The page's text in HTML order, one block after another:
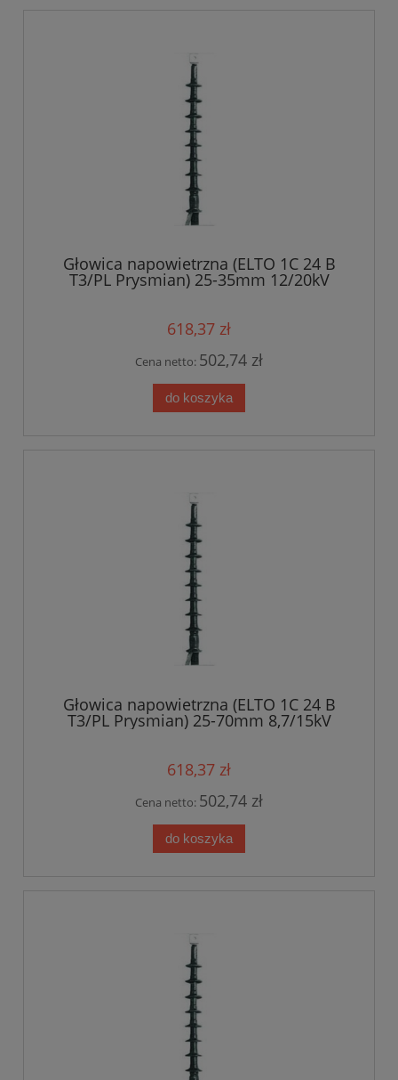
Głowica napowietrzna (ELTO 1C 24 B
T3/PL Prysmian) 25-35mm 12/20kV
618,37 zł
Cena netto: 502,74 zł
do koszyka
Głowica napowietrzna (ELTO 1C 24 B
T3/PL Prysmian) 25-70mm 8,7/15kV
618,37 zł
Cena netto: 502,74 zł
do koszyka